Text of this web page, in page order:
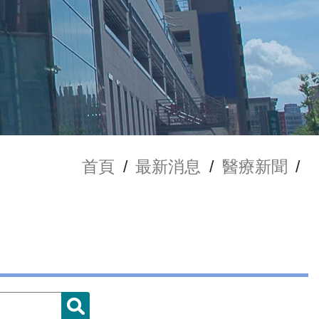
首頁 / 最新消息 / 醫療新聞 /